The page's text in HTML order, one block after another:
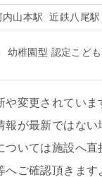
内山本駅 近鉄八尾駅
幼稚園型 認定こど
変更されていま
報が最新ではない
ついては施設へ直
へご確認頂きます